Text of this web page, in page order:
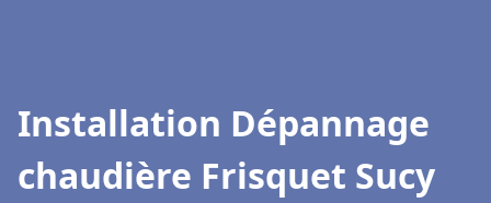
Installation Dépannage
chaudière Frisquet Sucy